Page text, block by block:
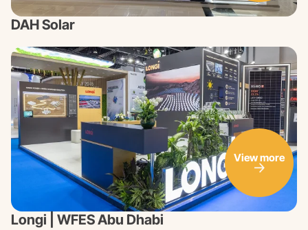
DAH Solar
Longi | WFES Abu Dhabi
View more